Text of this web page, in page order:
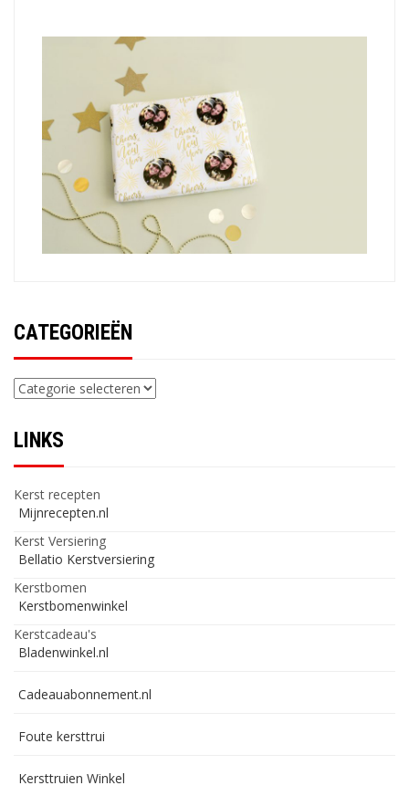
CATEGORIEËN
Categorieën
LINKS
Kerst recepten
Mijnrecepten.nl
Kerst Versiering
Bellatio Kerstversiering
Kerstbomen
Kerstbomenwinkel
Kerstcadeau's
Bladenwinkel.nl
Cadeauabonnement.nl
Foute kersttrui
Kersttruien Winkel